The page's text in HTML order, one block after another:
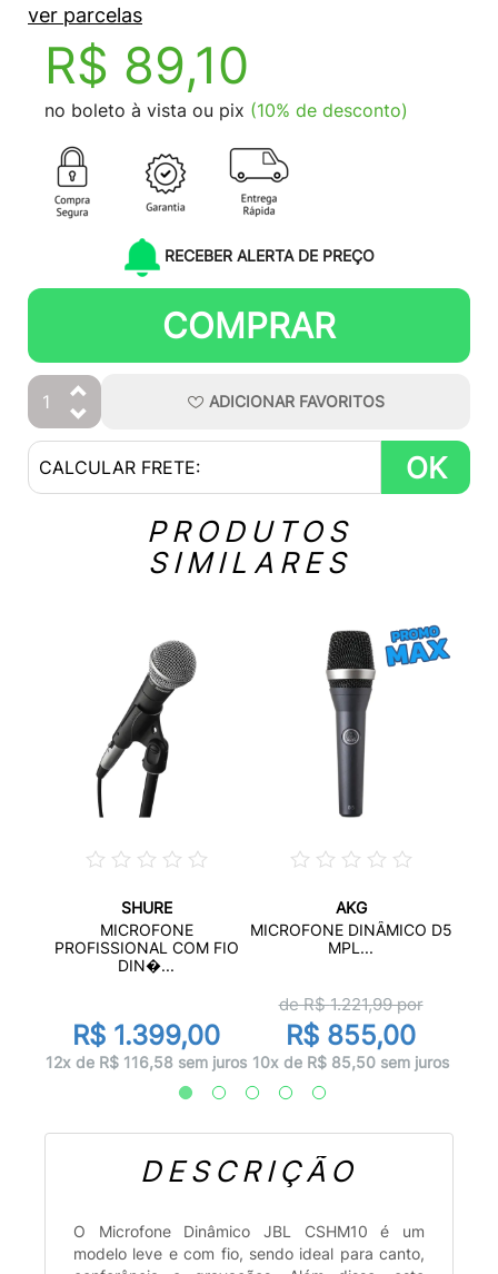
ver parcelas
R$ 89,10
no boleto à vista ou pix (10% de desconto)
RECEBER ALERTA DE PREÇO
COMPRAR
ADICIONAR FAVORITOS
OK
PRODUTOS
SIMILARES
SHURE
MICROFONE
PROFISSIONAL COM FIO
DIN�...
R$ 1.399,00
12x de R$ 116,58 sem juros
AKG
MICROFONE DINÂMICO D5
MPL...
de R$1.221,99por
R$ 855,00
10x de R$ 85,50 sem juros
DESCRIÇÃO
O Microfone Dinâmico JBL CSHM10 é um
modelo leve e com fio, sendo ideal para canto,